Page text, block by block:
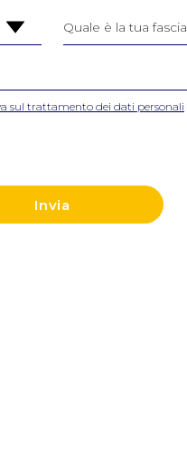
sul trattamento dei dati personali